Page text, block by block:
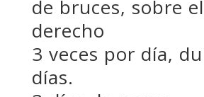
de bruces, sobre
derecho
3 veces por día,
días.